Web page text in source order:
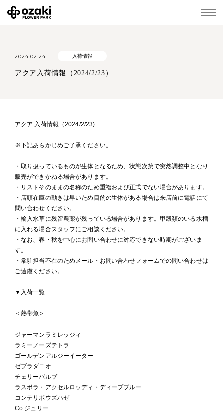
2024.02.24 入荷情報
アクア入荷情報（2024/2/23）
アクア 入荷情報（2024/2/23)
※下記あらかじめご了承ください。
・取り扱っているものが生体となるため、状態次第で突然調整中となり
販売ができかねる場合があります。
・リストそのままの名称のため重複および正式でない場合があります。
・店頭在庫の動きは早いため目的の生体がある場合は来店前に電話にて
問い合わせください。
・輸入水草に残留農薬が残っている場合があります。甲殻類のいる水槽
に入れる場合スタッフにご相談ください。
・なお、春・秋を中心にお問い合わせに対応できない時期がございま
す。
・常駐担当不在のためメール・お問い合わせフォームでの問い合わせは
ご遠慮ください。
▼入荷一覧
＜熱帯魚＞
ジャーマンラミレッジィ
ラミーノーズテトラ
ゴールデンアルジーイーター
ゼブラダニオ
チェリーバルブ
ラスボラ・アクセルロッディ・ディープブルー
コンテリボウズハゼ
Co.ジュリー